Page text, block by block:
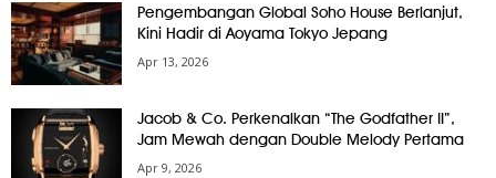
Pengembangan Global Soho House Berlanjut,
Kini Hadir di Aoyama Tokyo Jepang
Apr 13, 2026
Jacob & Co. Perkenalkan “The Godfather II”,
Jam Mewah dengan Double Melody Pertama
Apr 9, 2026